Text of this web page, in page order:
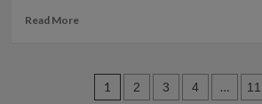
fondator
Read MoreRead
incendiarePaginație
1 2 3 4 … 11